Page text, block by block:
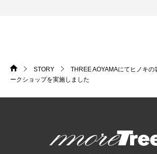
HOME>
STORY
>
THREE AOYAMAにてヒノキの
ークショップを実施しました